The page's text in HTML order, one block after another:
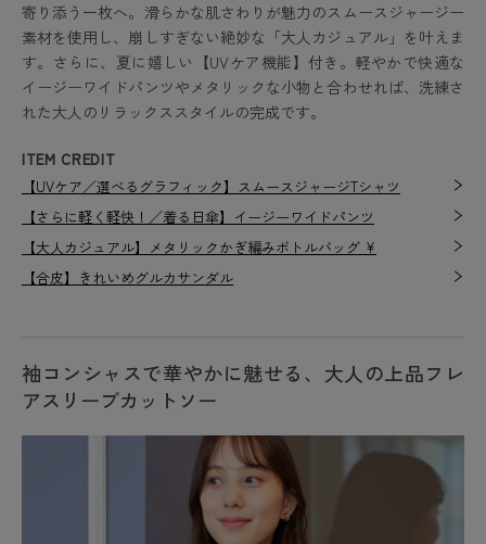
寄り添う一枚へ。滑らかな肌さわりが魅力のスムースジャージー
素材を使用し、崩しすぎない絶妙な「大人カジュアル」を叶えま
す。さらに、夏に嬉しい【UVケア機能】付き。軽やかで快適な
イージーワイドパンツやメタリックな小物と合わせれば、洗練さ
れた大人のリラックススタイルの完成です。
ITEM CREDIT
【UVケア／選べるグラフィック】スムースジャージTシャツ
【さらに軽く軽快！／着る日傘】イージーワイドパンツ
【大人カジュアル】メタリックかぎ編みボトルバッグ ¥
【合皮】きれいめグルカサンダル
袖コンシャスで華やかに魅せる、大人の上品フレ
アスリーブカットソー